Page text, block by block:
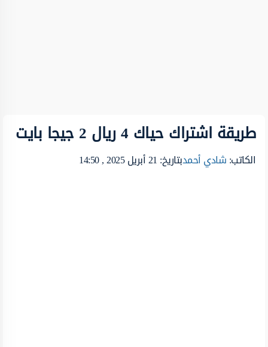
طريقة اشتراك حياك 4 ريال 2 جيجا بايت
الكاتب:شادي أحمدبتاريخ: 21 أبريل 2025 , 14:50